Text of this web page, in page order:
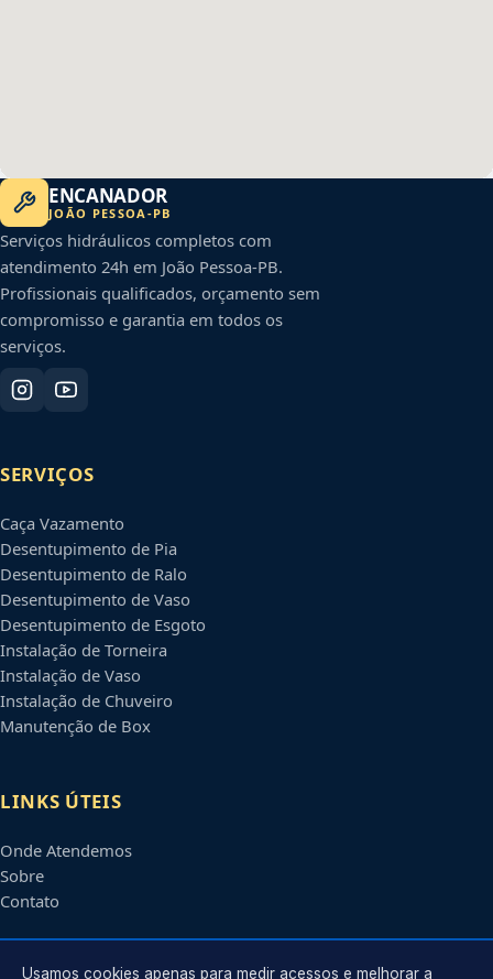
ENCANADOR
JOÃO PESSOA -PB
Serviços hidráulicos completos com
atendimento 24h em João Pessoa-PB.
Profissionais qualificados, orçamento sem
compromisso e garantia em todos os
serviços.
SERVIÇOS
Caça Vazamento
Desentupimento de Pia
Desentupimento de Ralo
Desentupimento de Vaso
Desentupimento de Esgoto
Instalação de Torneira
Instalação de Vaso
Instalação de Chuveiro
Manutenção de Box
LINKS ÚTEIS
Onde Atendemos
Sobre
Contato
Usamos cookies apenas para medir acessos e melhorar a